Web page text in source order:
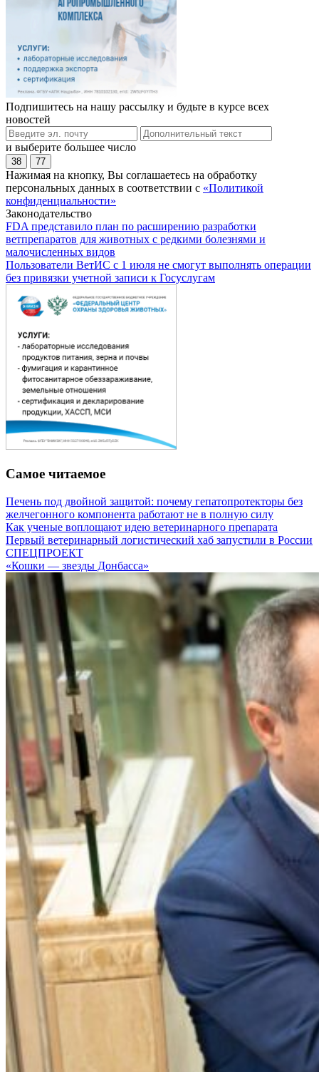
Подпишитесь на нашу рассылку и будьте в курсе всех
новостей
и выберите большее число
38 77
Нажимая на кнопку, Вы соглашаетесь на обработку
персональных данных в соответствии с «Политикой
конфиденциальности»
Законодательство
FDA представило план по расширению разработки
ветпрепаратов для животных с редкими болезнями и
малочисленных видов
Пользователи ВетИС с 1 июля не смогут выполнять операции
без привязки учетной записи к Госуслугам
Самое читаемое
Печень под двойной защитой: почему гепатопротекторы без
желчегонного компонента работают не в полную силу
Как ученые воплощают идею ветеринарного препарата
Первый ветеринарный логистический хаб запустили в России
СПЕЦПРОЕКТ
«Кошки — звезды Донбасса»